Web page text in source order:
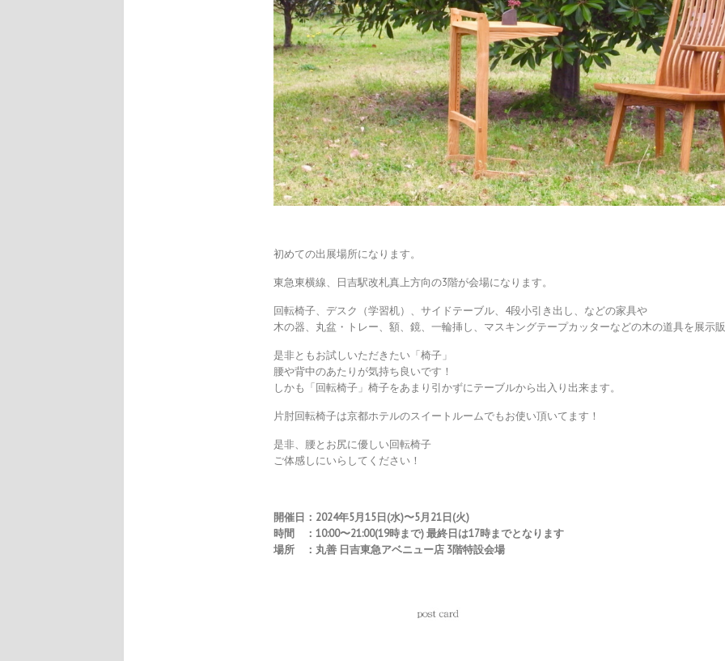
初めての出展場所になります。
東急東横線、日吉駅改札真上方向の3階が会場になります。
回転椅子、デスク（学習机）、サイドテーブル、4段小引き出し、などの家具や
木の器、丸盆・トレー、額、鏡、一輪挿し、マスキングテープカッターなどの木の道具を展示販
是非ともお試しいただきたい「椅子」
腰や背中のあたりが気持ち良いです！
しかも「回転椅子」椅子をあまり引かずにテーブルから出入り出来ます。
片肘回転椅子は京都ホテルのスイートルームでもお使い頂いてます！
是非、腰とお尻に優しい回転椅子
ご体感しにいらしてください！
開催日：2024年5月15日(水)〜5月21日(火)
時間 ：10:00〜21:00(19時まで) 最終日は17時までとなります
場所 ：丸善 日吉東急アベニュー店 3階特設会場